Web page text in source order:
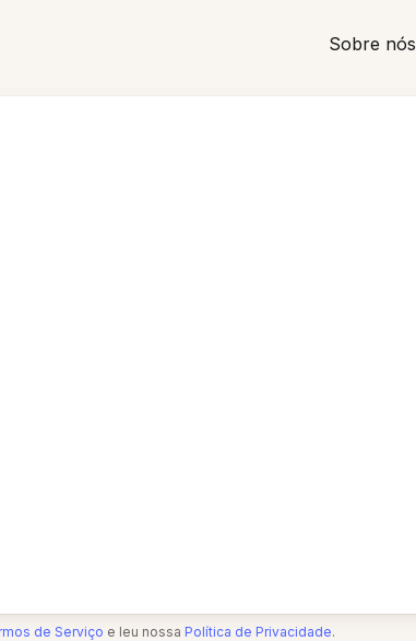
Sobre nós
de Serviço e leu nossa Política de Privacidade.